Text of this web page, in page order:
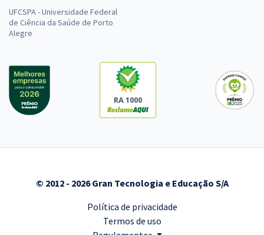
UFCSPA - Universidade Federal
de Ciência da Saúde de Porto
Alegre
RA 1000
© 2012 - 2026 Gran Tecnologia e Educação S/A
Política de privacidade
Termos de uso